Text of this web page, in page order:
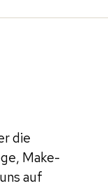
die
Make-
auf